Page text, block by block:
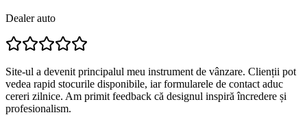
Dealer auto
Site-ul a devenit principalul meu instrument de vânzare. Clienții pot
vedea rapid stocurile disponibile, iar formularele de contact aduc
cereri zilnice. Am primit feedback că designul inspiră încredere și
profesionalism.